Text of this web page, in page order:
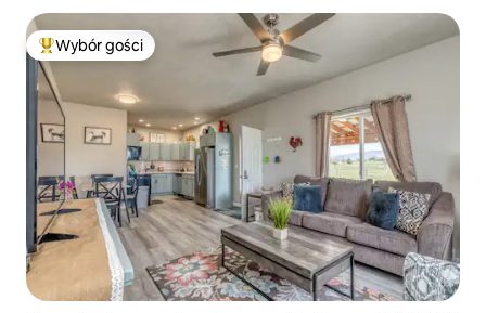
Najpopularniejsze z kategorii Wybór gości
Wybór gości